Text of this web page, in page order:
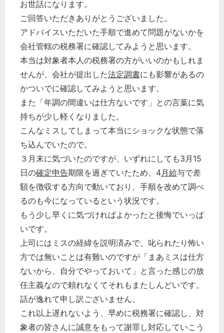
お世話になります。
ご回答いただきありがとうございました。
アドバイスいただいた手順で進めて問題がないかを
会社管轄の税務署に確認してみようと思います。
本当は対象者本人の税務署の方がいいのかもしれま
せんが、会社が提出した法定調書にも影響があるの
かついでに確認してみようと思います。
また「年調の間違いは仕方ないです」との言葉に気
持ちが少し軽くなりました。
こんなミスしてしまって本当にショックな状態で落
ち込んでいたので。
３月末に気づいたのですが、いずれにしても3月15
日の確定申告期限を過ぎていたため、4月給与で差
額を徴収する方向で動いており、手順を改めて調べ
るのも今になっているという状況です。
もう少し早くに気づければよかったと後悔でいっぱ
いです。
上司にはミスの経緯を説明済みで、叱られたり怖い
方では無いことは有難いのですが「まあミスは仕方
ないから、自分でやっておいて」と言った感じの放
任主義なので頼れなくてそれもまたしんどいです。
話が逸れて申し訳ございません。
これ以上遅れないよう、早めに税務署に確認し、対
象者の皆さんに誠意をもって謝罪し対応していこう